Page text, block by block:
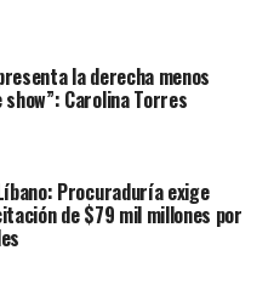
la derecha menos
Carolina Torres
Procuraduría exige
de $79 mil millones por